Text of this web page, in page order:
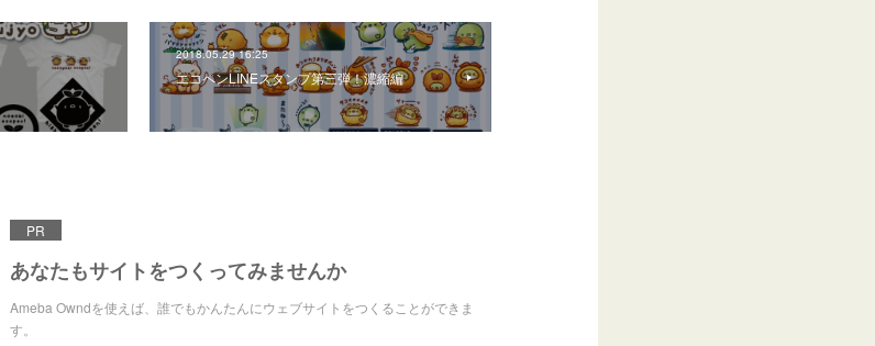
2018.05.29 16:25
エコペンLINEスタンプ第三弾！濃縮編
PR
あなたもサイトをつくってみませんか
Ameba Owndを使えば、誰でもかんたんにウェブサイトをつくることができま
す。